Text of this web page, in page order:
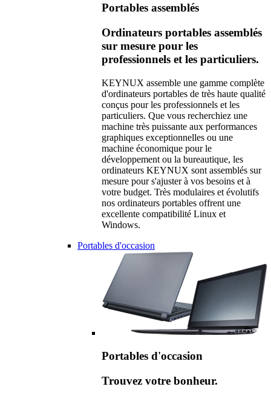
Portables assemblés
Ordinateurs portables assemblés
sur mesure pour les
professionnels et les particuliers.
KEYNUX assemble une gamme complète
d'ordinateurs portables de très haute qualité
conçus pour les professionnels et les
particuliers. Que vous recherchiez une
machine très puissante aux performances
graphiques exceptionnelles ou une
machine économique pour le
développement ou la bureautique, les
ordinateurs KEYNUX sont assemblés sur
mesure pour s'ajuster à vos besoins et à
votre budget. Très modulaires et évolutifs
nos ordinateurs portables offrent une
excellente compatibilité Linux et
Windows.
Portables d'occasion
Portables d'occasion
Trouvez votre bonheur.